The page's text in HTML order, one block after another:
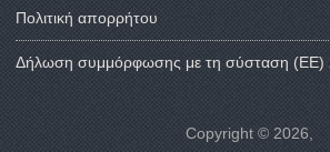
Πολιτική απορρήτου
Δήλωση συμμόρφωσης με τη σύσταση (ΕΕ)
Copyright © 2026,